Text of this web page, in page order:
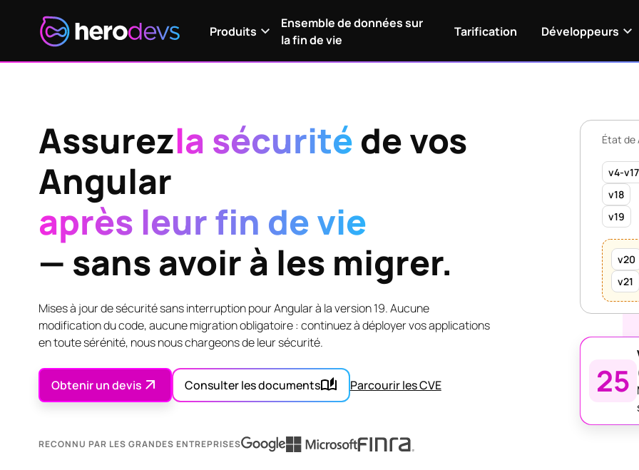
Produits
Ensemble de données sur
la fin de vie
Tarification Développeurs
Assurezla sécurité de vos
Angular
‍après leur fin de vie
— sans avoir à les migrer.
Mises à jour de sécurité sans interruption pour Angular à la version 19. Aucune
modification du code, aucune migration obligatoire : continuez à déployer vos applications
en toute sérénité, nous nous chargeons de leur sécurité.
Obtenir un devis Consulter les documents Parcourir les CVE
RECONNU PAR LES GRANDES ENTREPRISES
État de
v4-v17
v18
v19
v20
v21
25